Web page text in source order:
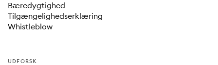
Bæredygtighed
Tilgængelighedserklæring
Whistleblow
UDFORSK